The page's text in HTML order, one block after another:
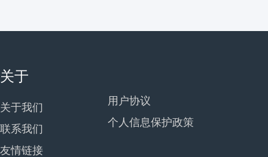
关于
关于我们
联系我们
友情链接
用户协议
个人信息保护政策